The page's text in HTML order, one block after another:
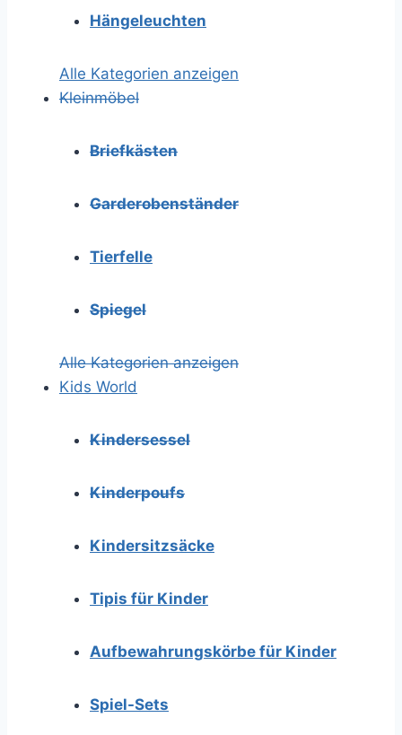
Hängeleuchten
Alle Kategorien anzeigen
Kleinmöbel
Briefkästen
Garderobenständer
Tierfelle
Spiegel
Alle Kategorien anzeigen
Kids World
Kindersessel
Kinderpoufs
Kindersitzsäcke
Tipis für Kinder
Aufbewahrungskörbe für Kinder
Spiel-Sets